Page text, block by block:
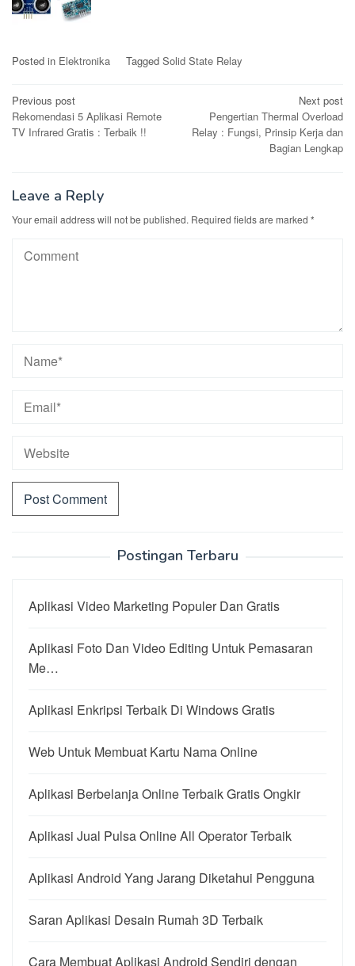
Posted in Elektronika Tagged Solid State Relay
Post
navigation
Previous post
Rekomendasi 5 Aplikasi Remote
TV Infrared Gratis : Terbaik !!
Next post
Pengertian Thermal Overload
Relay : Fungsi, Prinsip Kerja dan
Bagian Lengkap
Leave a Reply
Your email address will not be published. Required fields are marked *
Postingan Terbaru
Aplikasi Video Marketing Populer Dan Gratis
Aplikasi Foto Dan Video Editing Untuk Pemasaran
Me…
Aplikasi Enkripsi Terbaik Di Windows Gratis
Web Untuk Membuat Kartu Nama Online
Aplikasi Berbelanja Online Terbaik Gratis Ongkir
Aplikasi Jual Pulsa Online All Operator Terbaik
Aplikasi Android Yang Jarang Diketahui Pengguna
Saran Aplikasi Desain Rumah 3D Terbaik
Cara Membuat Aplikasi Android Sendiri dengan